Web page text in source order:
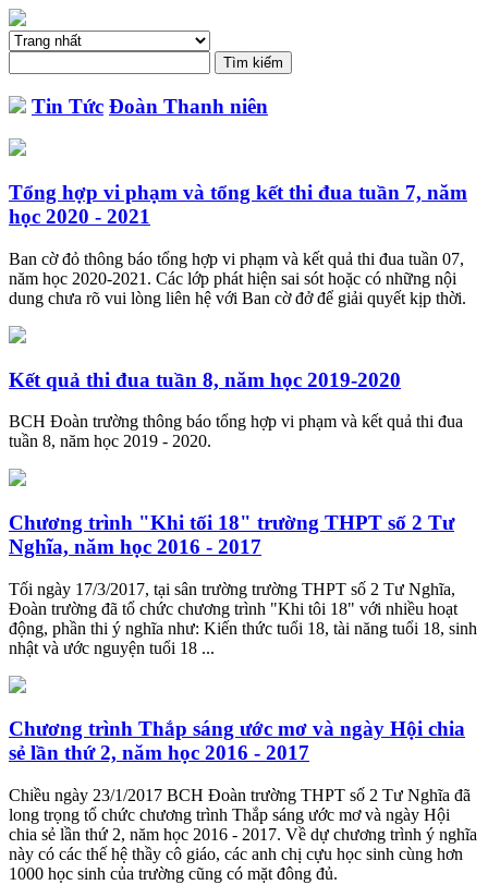
Tin Tức Đoàn Thanh niên
Tổng hợp vi phạm và tổng kết thi đua tuần 7, năm
học 2020 - 2021
Ban cờ đỏ thông báo tổng hợp vi phạm và kết quả thi đua tuần 07,
năm học 2020-2021. Các lớp phát hiện sai sót hoặc có những nội
dung chưa rõ vui lòng liên hệ với Ban cờ đở để giải quyết kịp thời.
Kết quả thi đua tuần 8, năm học 2019-2020
BCH Đoàn trường thông báo tổng hợp vi phạm và kết quả thi đua
tuần 8, năm học 2019 - 2020.
Chương trình "Khi tối 18" trường THPT số 2 Tư
Nghĩa, năm học 2016 - 2017
Tối ngày 17/3/2017, tại sân trường trường THPT số 2 Tư Nghĩa,
Đoàn trường đã tổ chức chương trình "Khi tôi 18" với nhiều hoạt
động, phần thi ý nghĩa như: Kiến thức tuổi 18, tài năng tuổi 18, sinh
nhật và ước nguyện tuổi 18 ...
Chương trình Thắp sáng ước mơ và ngày Hội chia
sẻ lần thứ 2, năm học 2016 - 2017
Chiều ngày 23/1/2017 BCH Đoàn trường THPT số 2 Tư Nghĩa đã
long trọng tổ chức chương trình Thắp sáng ước mơ và ngày Hội
chia sẻ lần thứ 2, năm học 2016 - 2017. Về dự chương trình ý nghĩa
này có các thế hệ thầy cô giáo, các anh chị cựu học sinh cùng hơn
1000 học sinh của trường cũng có mặt đông đủ.